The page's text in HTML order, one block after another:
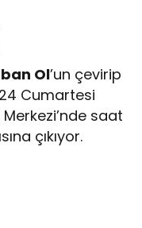
Ol’un çevirip
Cumartesi
saat
çıkıyor.